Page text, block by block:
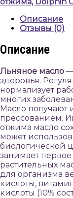
Coco
Описание
Отзывы (0)
Описание
Льняное масло —
здоровья.
нормализует
многих
Масло получают
прессованием.
отжима масло
может
биологической
занимает
растительных
для организма
кислоты,
кислоты (10%